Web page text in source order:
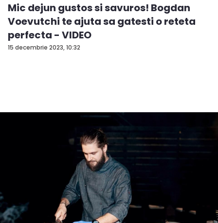
15 decembrie 2023, 10:32
Mic dejun gustos si savuros! Bogdan
Voevutchi te ajuta sa gatesti o reteta
perfecta - VIDEO